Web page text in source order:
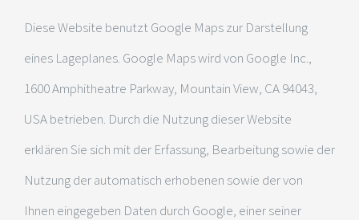
Diese Website benutzt Google Maps zur Darstellung
eines Lageplanes. Google Maps wird von Google Inc.,
1600 Amphitheatre Parkway, Mountain View, CA 94043,
USA betrieben. Durch die Nutzung dieser Website
erklären Sie sich mit der Erfassung, Bearbeitung sowie der
Nutzung der automatisch erhobenen sowie der von
Ihnen eingegeben Daten durch Google, einer seiner